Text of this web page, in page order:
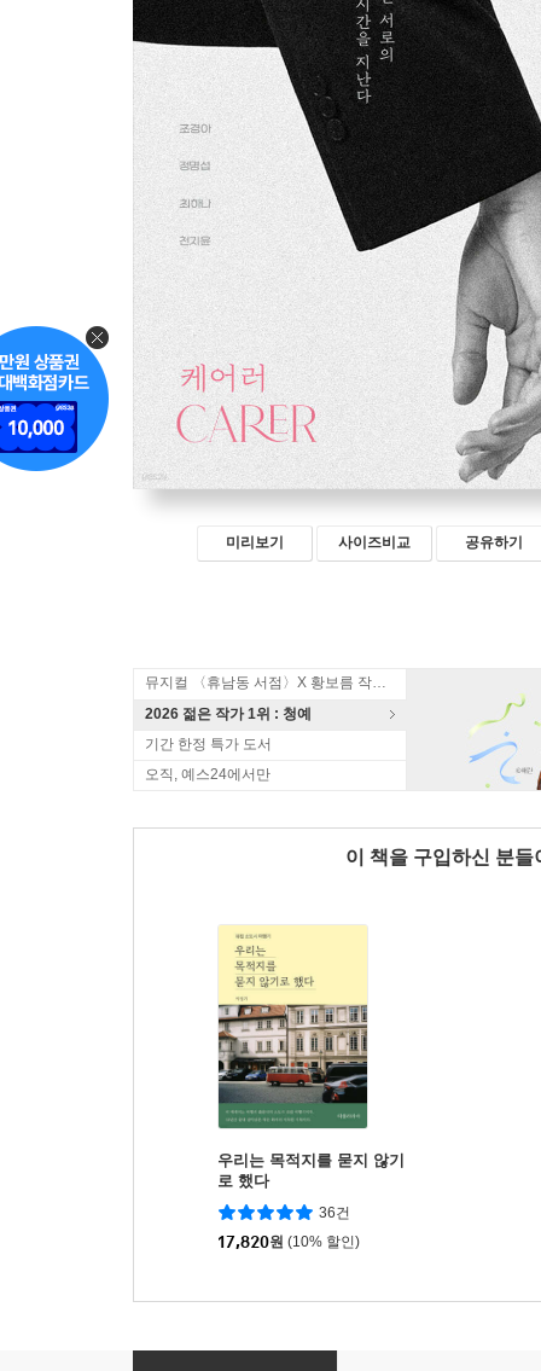
미리보기 사이즈비교 공유하기
뮤지컬 〈휴남동 서점〉X 황보름 작가 북토크
2026 젊은 작가 1위 : 청예
기간 한정 특가 도서
오직, 예스24에서만
이 책을 구입하신 분
우리는 목적지를 묻지 않기
로 했다
36건
17,820원 (10% 할인)